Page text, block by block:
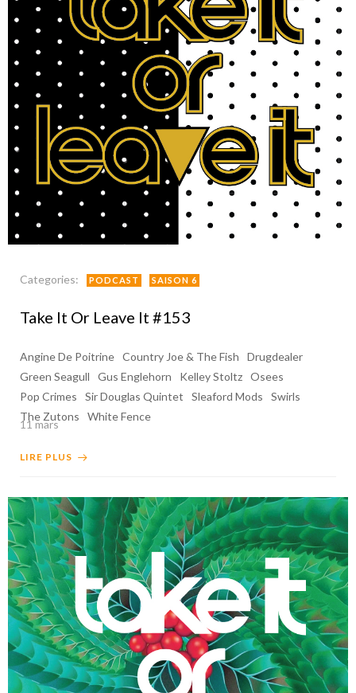
Categories: PODCAST SAISON 6
Take It Or Leave It #153
Angine De Poitrine Country Joe & The Fish
Drugdealer
Green Seagull
Gus Englehorn Kelley Stoltz Osees
Pop Crimes
Sir Douglas Quintet Sleaford Mods
Swirls
The Zutons
White Fence
11 mars
LIRE PLUS